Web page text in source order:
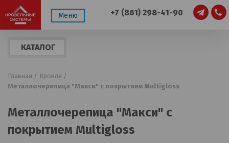
Меню +7 (861) 298-41-90
КАТАЛОГ
Главная / Кровля /
Металлочерепица "Макси" с покрытием Multigloss
Металлочерепица "Макси" с
покрытием Multigloss